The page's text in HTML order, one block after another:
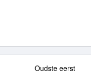
Oudste eerst